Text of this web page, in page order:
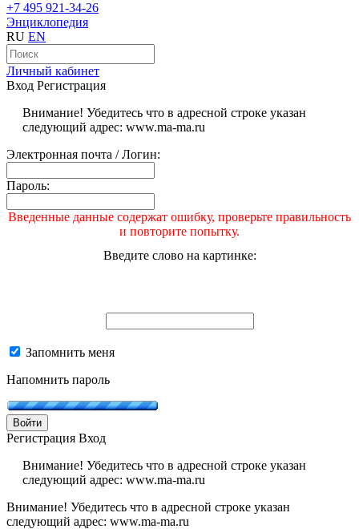
+7 495 921-34-26
Энциклопедия
RU EN
Личный кабинет
Вход Регистрация
Внимание! Убедитесь что в адресной строке указан
следующий адрес: www.ma-ma.ru
Электронная почта / Логин:
Пароль:
Введенные данные содержат ошибку, проверьте правильность
и повторите попытку.
Введите слово на картинке:
Запомнить меня
Напомнить пароль
Войти
Регистрация Вход
Внимание! Убедитесь что в адресной строке указан
следующий адрес: www.ma-ma.ru
Внимание! Убедитесь что в адресной строке указан
следующий адрес: www.ma-ma.ru